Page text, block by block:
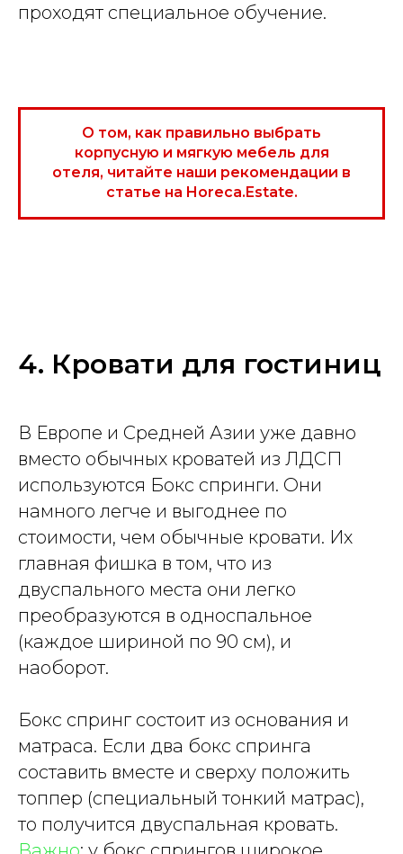
проходят специальное обучение.
О том, как правильно выбрать
корпусную и мягкую мебель для
отеля, читайте наши рекомендации в
статье на Horeca.Estate.
4. Кровати для гостиниц
В Европе и Средней Азии уже давно
вместо обычных кроватей из ЛДСП
используются Бокс спринги. Они
намного легче и выгоднее по
стоимости, чем обычные кровати. Их
главная фишка в том, что из
двуспального места они легко
преобразуются в односпальное
(каждое шириной по 90 см), и
наоборот.
Бокс спринг состоит из основания и
матраса. Если два бокс спринга
составить вместе и сверху положить
топпер (специальный тонкий матрас),
то получится двуспальная кровать.